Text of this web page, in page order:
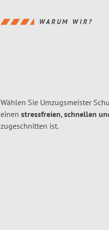
WARUM WIR?
Wählen Sie Umzugsmeister
einen stressfreien, schnellen
zugeschnitten ist.